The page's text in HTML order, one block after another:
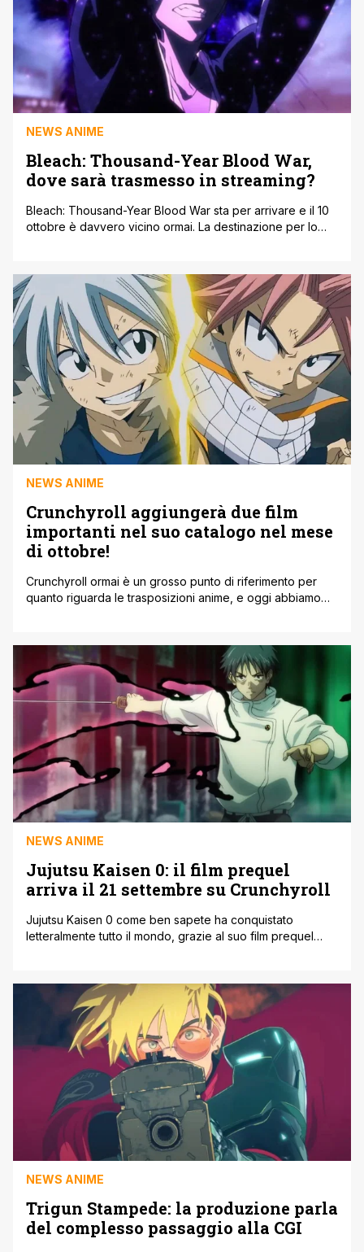
NEWS ANIME
Bleach: Thousand-Year Blood War,
dove sarà trasmesso in streaming?
Bleach: Thousand-Year Blood War sta per arrivare e il 10
ottobre è davvero vicino ormai. La destinazione per lo
Sappiamo di sicuro che ci sarà il simulcast ma le
piattaforme streaming tacciono ancora sulle notizie
ufficiali. [']
NEWS ANIME
Crunchyroll aggiungerà due film
importanti nel suo catalogo nel mese
di ottobre!
Crunchyroll ormai è un grosso punto di riferimento per
quanto riguarda le trasposizioni anime, e oggi abbiamo
serie animate. Col passare del tempo abbiamo visto tutta
la sua valenza in campo anime, insieme alla sua parola e
alle promesse mantenute [']
NEWS ANIME
Jujutsu Kaisen 0: il film prequel
arriva il 21 settembre su Crunchyroll
Jujutsu Kaisen 0 come ben sapete ha conquistato
letteralmente tutto il mondo, grazie al suo film prequel
lungometraggio è dovuto anche all'acclamata prima
stagione dell'anime, trasposta direttamente dal manga
originale di Gege Akutami. Il film prequel della storia è [']
NEWS ANIME
Trigun Stampede: la produzione parla
del complesso passaggio alla CGI